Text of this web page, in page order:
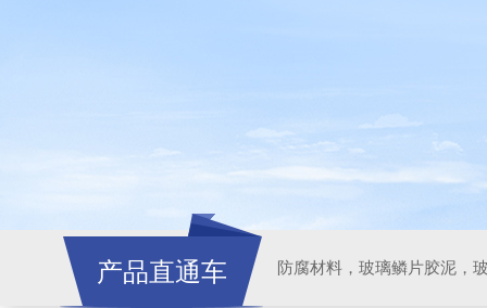
产品直通车